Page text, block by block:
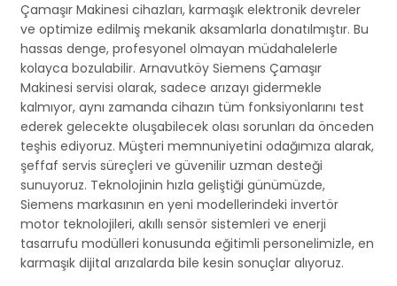
Çamaşır Makinesi cihazları, karmaşık elektronik devreler
ve optimize edilmiş mekanik aksamlarla donatılmıştır. Bu
hassas denge, profesyonel olmayan müdahalelerle
kolayca bozulabilir. Arnavutköy Siemens Çamaşır
Makinesi servisi olarak, sadece arızayı gidermekle
kalmıyor, aynı zamanda cihazın tüm fonksiyonlarını test
ederek gelecekte oluşabilecek olası sorunları da önceden
teşhis ediyoruz. Müşteri memnuniyetini odağımıza alarak,
şeffaf servis süreçleri ve güvenilir uzman desteği
sunuyoruz. Teknolojinin hızla geliştiği günümüzde,
Siemens markasının en yeni modellerindeki invertör
motor teknolojileri, akıllı sensör sistemleri ve enerji
tasarrufu modülleri konusunda eğitimli personelimizle, en
karmaşık dijital arızalarda bile kesin sonuçlar alıyoruz.